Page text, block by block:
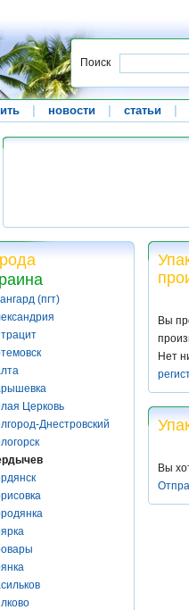
Поиск
новости статьи
(пгт)
Церковь
Днестровский
Вы
Нет
Вы